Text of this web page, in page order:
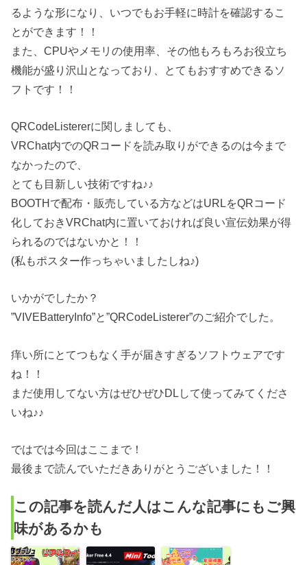
るような形になり、いつでもお手軽に時計を確認するこ
とができます！！
また、CPUやメモリの使用率、その他もろもろお役立ち
機能が盛り沢山となっており、とてもおすすめできるソ
フトです！！
QRCodeListererに関しましても、
VRChat内でのQRコードを読み取りができるのは今まで
なかったので、
とても目新しい技術ですね♪♪
BOOTHで配布・販売している方などはURLをQRコード
化しておきVRChat内に置いておければ良い宣伝効果が得
られるのではないかと！！
(私もポスター作っちゃいましたしね♪)
いかがでしたか？
”VIVEBatteryInfo”と”QRCodeListerer”のご紹介でした。
痒い所にとてつもなく手が届きすぎるソフトウェアです
ね！！
まだ使用してない方はぜひぜひDLして使ってみてくださ
いね♪♪
ではでは今回はここまで！
最後まで読んでいただきありがとうございました！！
この記事を読んだ人はこんな記事にもご興
味があるかも